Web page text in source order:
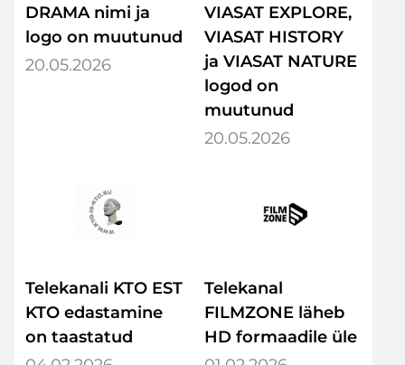
DRAMA nimi ja
logo on muutunud
20.05.2026
VIASAT EXPLORE,
VIASAT HISTORY
ja VIASAT NATURE
logod on
muutunud
20.05.2026
Telekanali KTO EST
KTO edastamine
on taastatud
Telekanal
FILMZONE läheb
HD formaadile üle